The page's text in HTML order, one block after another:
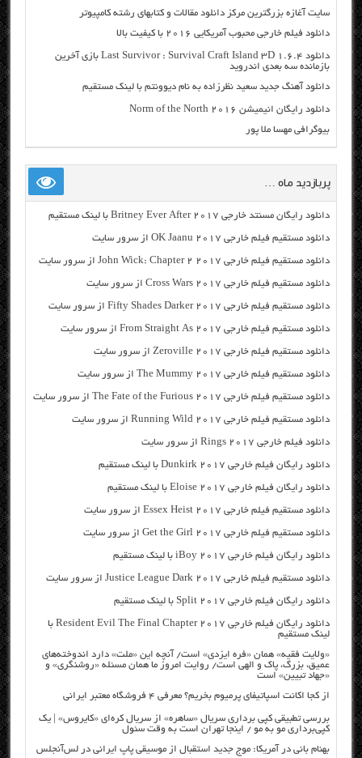
سایت آغازه بزرگترین مرکز دانلود مقالات و کتابهای رشته کامپیوتر
دانلود فیلم خارجی محبوب آمریکایی ۲۰۱۶ با کیفیت بالا
دانلود Last Survivor : Survival Craft Island 3D 1.6.4 بازی آخرین
بازمانده سه بعدی اندروید
دانلود آهنگ جدید سعید نظرزاده به نام دیوونتم با لینک مستقیم
دانلود رایگان انیمیشن Norm of the North 2016
بیوگرافی مهسا ملا پور
پربازدید ماه …
دانلود رایگان مسنتد خارجی Britney Ever After 2017 با لینک مستقیم
دانلود مستقیم فیلم خارجی OK Jaanu 2017 از سرور سایت
دانلود مستقیم فیلم خارجی John Wick: Chapter 2 2017 از سرور سایت
دانلود مستقیم فیلم خارجی Cross Wars 2017 از سرور سایت
دانلود مستقیم فیلم خارجی Fifty Shades Darker 2017 از سرور سایت
دانلود مستقیم فیلم خارجی From Straight As 2017 از سرور سایت
دانلود مستقیم فیلم خارجی Zeroville 2017 از سرور سایت
دانلود مستقیم فیلم خارجی The Mummy 2017 از سرور سایت
دانلود مستقیم فیلم خارجی The Fate of the Furious 2017 از سرور سایت
دانلود مستقیم فیلم خارجی Running Wild 2017 از سرور سایت
دانلود فیلم خارجی Rings 2017 از سرور سایت
دانلود رایگان فیلم خارجی Dunkirk 2017 با لینک مستقیم
دانلود رایگان فیلم خارجی Eloise 2017 با لینک مستقیم
دانلود مستقیم فیلم خارجی Essex Heist 2017 از سرور سایت
دانلود مستقیم فیلم خارجی Get the Girl 2017 از سرور سایت
دانلود رایگان فیلم خارجی iBoy 2017 با لینک مستقیم
دانلود مستقیم فیلم خارجی Justice League Dark 2017 از سرور سایت
دانلود رایگان فیلم خارجی Split 2017 با لینک مستقیم
دانلود رایگان فیلم خارجی Resident Evil The Final Chapter 2017 با
لینک مستقیم
«ولایت فقیه» همان «فره ایزدی» است/ آنچه این «ملت» دارد اندوخته‌های
عمیق، بزرگ، پاک و الهی است/ روایت امروز ما همان مسئله «روشنگری» و
«جهاد تبیین» است
از کجا اکانت اسپاتیفای پرمیوم بخریم؟ معرفی ۴ فروشگاه معتبر ایرانی
بررسی تطبیقی کپی برداری سریال «ساهره» از سریال کره‌ای «کایروس» | یک
کپی‌برداری مو به مو / اینجا تهران است به وقت سئول
بهنام بانی در آمریکا: موج جدید استقبال از موسیقی پاپ ایرانی در لس‌آنجلس